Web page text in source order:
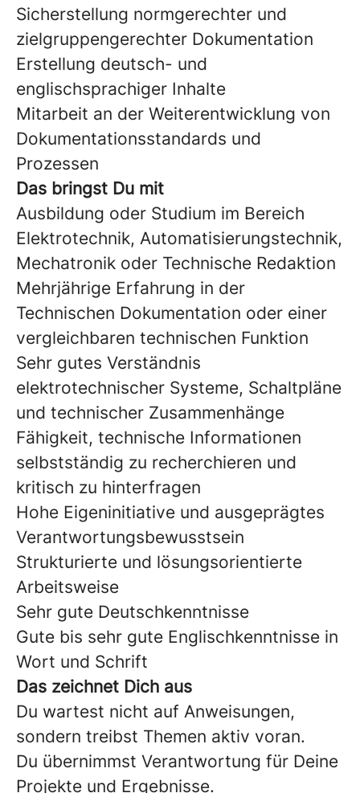
Sicherstellung normgerechter und
zielgruppengerechter Dokumentation
Erstellung deutsch- und
englischsprachiger Inhalte
Mitarbeit an der Weiterentwicklung von
Dokumentationsstandards und
Prozessen
Das bringst Du mit
Ausbildung oder Studium im Bereich
Elektrotechnik, Automatisierungstechnik,
Mechatronik oder Technische Redaktion
Mehrjährige Erfahrung in der
Technischen Dokumentation oder einer
vergleichbaren technischen Funktion
Sehr gutes Verständnis
elektrotechnischer Systeme, Schaltpläne
und technischer Zusammenhänge
Fähigkeit, technische Informationen
selbstständig zu recherchieren und
kritisch zu hinterfragen
Hohe Eigeninitiative und ausgeprägtes
Verantwortungsbewusstsein
Strukturierte und lösungsorientierte
Arbeitsweise
Sehr gute Deutschkenntnisse
Gute bis sehr gute Englischkenntnisse in
Wort und Schrift
Das zeichnet Dich aus
Du wartest nicht auf Anweisungen,
sondern treibst Themen aktiv voran.
Du übernimmst Verantwortung für Deine
Projekte und Ergebnisse.